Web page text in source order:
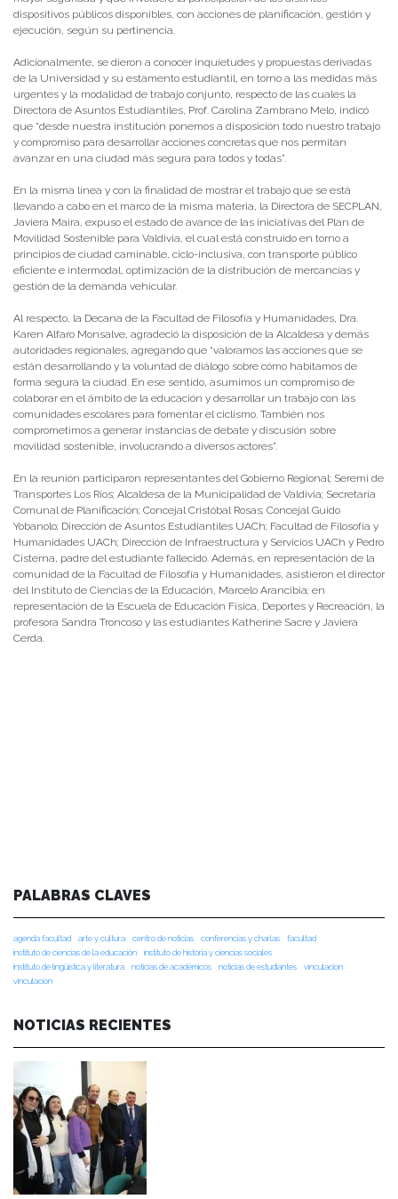
dispositivos públicos disponibles, con acciones de planificación, gestión y
ejecución, según su pertinencia.
Adicionalmente, se dieron a conocer inquietudes y propuestas derivadas
de la Universidad y su estamento estudiantil, en torno a las medidas más
urgentes y la modalidad de trabajo conjunto, respecto de las cuales la
Directora de Asuntos Estudiantiles, Prof. Carolina Zambrano Melo, indicó
que “desde nuestra institución ponemos a disposición todo nuestro trabajo
y compromiso para desarrollar acciones concretas que nos permitan
avanzar en una ciudad más segura para todos y todas”.
En la misma línea y con la finalidad de mostrar el trabajo que se está
llevando a cabo en el marco de la misma materia, la Directora de SECPLAN,
Javiera Maira, expuso el estado de avance de las iniciativas del Plan de
Movilidad Sostenible para Valdivia, el cual está construido en torno a
principios de ciudad caminable, ciclo-inclusiva, con transporte público
eficiente e intermodal, optimización de la distribución de mercancías y
gestión de la demanda vehicular.
Al respecto, la Decana de la Facultad de Filosofía y Humanidades, Dra.
Karen Alfaro Monsalve, agradeció la disposición de la Alcaldesa y demás
autoridades regionales, agregando que “valoramos las acciones que se
están desarrollando y la voluntad de diálogo sobre cómo habitamos de
forma segura la ciudad. En ese sentido, asumimos un compromiso de
colaborar en el ámbito de la educación y desarrollar un trabajo con las
comunidades escolares para fomentar el ciclismo. También nos
comprometimos a generar instancias de debate y discusión sobre
movilidad sostenible, involucrando a diversos actores”.
En la reunión participaron representantes del Gobierno Regional; Seremi de
Transportes Los Ríos; Alcaldesa de la Municipalidad de Valdivia; Secretaría
Comunal de Planificación; Concejal Cristóbal Rosas; Concejal Guido
Yobanolo; Dirección de Asuntos Estudiantiles UACh; Facultad de Filosofía y
Humanidades UACh; Dirección de Infraestructura y Servicios UACh y Pedro
Cisterna, padre del estudiante fallecido. Además, en representación de la
comunidad de la Facultad de Filosofía y Humanidades, asistieron el director
del Instituto de Ciencias de la Educación, Marcelo Arancibia; en
representación de la Escuela de Educación Física, Deportes y Recreación, la
profesora Sandra Troncoso y las estudiantes Katherine Sacre y Javiera
Cerda.
PALABRAS CLAVES
agenda facultad arte y cultura centro de noticias conferencias y charlas
facultad
instituto de ciencias de la educación
instituto de historia y ciencias sociales
instituto de lingüística y literatura
noticias de académicos noticias de estudiantes
vinculacion
vinculación
NOTICIAS RECIENTES